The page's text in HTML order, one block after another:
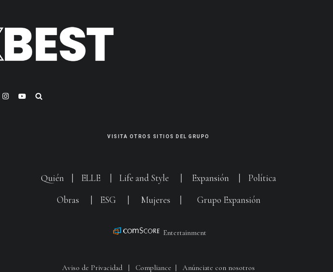
VISITA OTROS SITIOS DEL GRUPO
Quién ELLE Life and Style Expansión
Política
Obras
ESG Mujeres Grupo Expansión
Entertainment
Aviso de Privacidad | Compliance | Anúnciate con nosotros